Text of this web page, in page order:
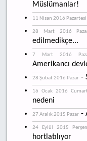
Müslümanlar!
11 Nisan 2016 Pazartesi
28 Mart 2016
edilmedikçe...
7 Mart 2016
Amerikancı
28 Şubat 2016 Pazar -
16 Ocak 2016
nedeni
27 Aralık 2015 Pazar -
24 Eylül 2015
hortlatılıyor